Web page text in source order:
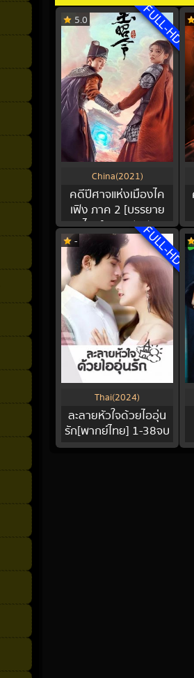
5.0 FULL-HD
China(2021)
คดีปีศาจแห่งเมืองไค
เฟิง ภาค 2 [บรรยาย
ไทย] 1-20(จบ)
- FULL-HD
Thai(2024)
ละลายหัวใจด้วยไออุ่น
รัก[พากย์ไทย] 1-38จบ